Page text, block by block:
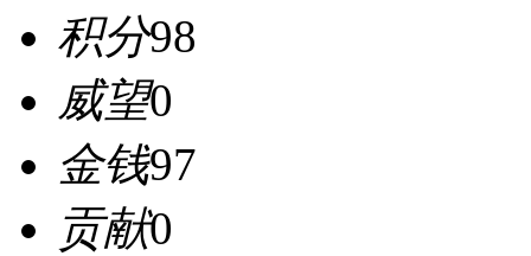
积分98
威望0
金钱97
贡献0